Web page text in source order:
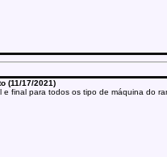
(11/17/2021)
e final para todos os tipo de máquina do